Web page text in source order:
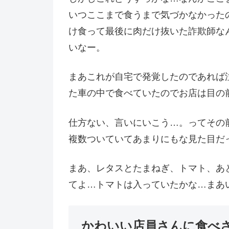
いつここまで食うまで気づかなかっ
け食って最後に肉だけ抜いた詐欺師
いなー。
まあこれが自宅で発覚したのであれ
た車の中で食べていたのでお店は目の
仕方ない、言いにいこう…。ってその
複数ついていてあまりにもな見た目
まあ、レタスとたまねぎ、トマト、
てよ…トマトは入っていたかな…まあ
かわいい店員さんに食べ